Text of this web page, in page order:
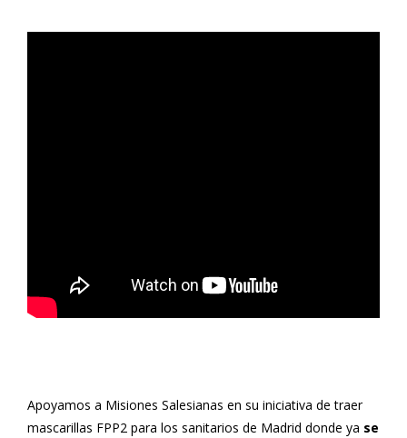
Apoyamos a Misiones Salesianas en su iniciativa de traer
mascarillas FPP2 para los sanitarios de Madrid donde ya se